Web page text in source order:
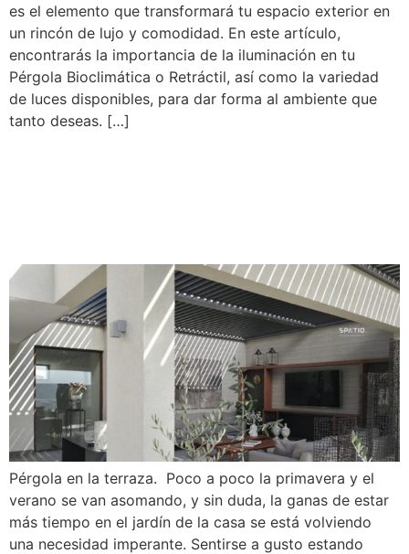
es el elemento que transformará tu espacio exterior en
un rincón de lujo y comodidad. En este artículo,
encontrarás la importancia de la iluminación en tu
Pérgola Bioclimática o Retráctil, así como la variedad
de luces disponibles, para dar forma al ambiente que
tanto deseas. […]
Pérgola en la terraza. Poco a poco la primavera y el
verano se van asomando, y sin duda, la ganas de estar
más tiempo en el jardín de la casa se está volviendo
una necesidad imperante. Sentirse a gusto estando